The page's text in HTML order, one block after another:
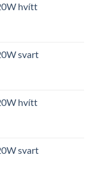
hvítt
svart
hvítt
svart